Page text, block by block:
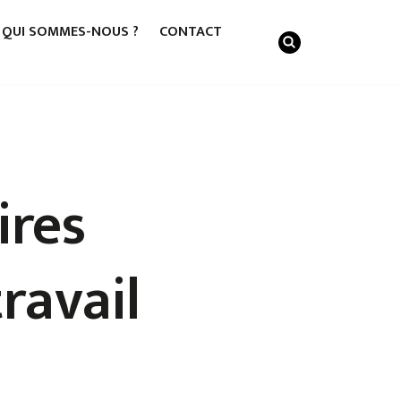
QUI SOMMES-NOUS ? CONTACT